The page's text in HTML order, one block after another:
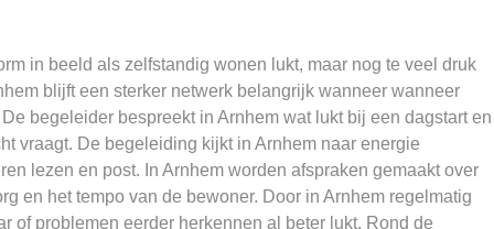
in beeld als zelfstandig wonen lukt, maar nog te veel druk
blijft een sterker netwerk belangrijk wanneer wanneer
begeleider bespreekt in Arnhem wat lukt bij een dagstart en
vraagt. De begeleiding kijkt in Arnhem naar energie
lezen en post. In Arnhem worden afspraken gemaakt over
en het tempo van de bewoner. Door in Arnhem regelmatig
of problemen eerder herkennen al beter lukt. Rond de